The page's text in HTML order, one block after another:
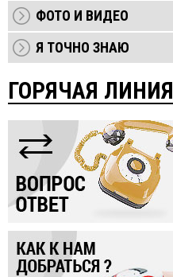
ФОТО И ВИДЕО
Я ТОЧНО ЗНАЮ
ГОРЯЧАЯ ЛИНИЯ